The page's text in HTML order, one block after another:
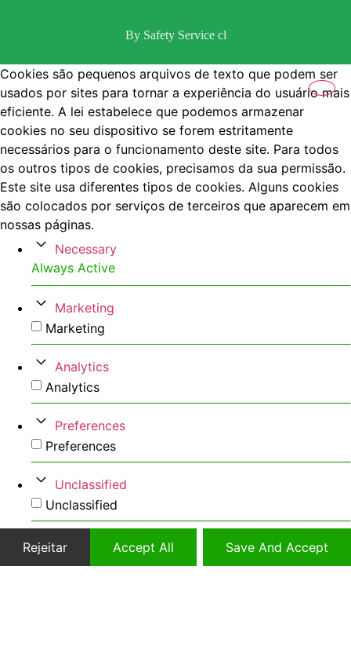
By Safety Service cl
Cookies são pequenos arquivos de texto que podem ser
usados por sites para tornar a experiência do usuário mais
eficiente. A lei estabelece que podemos armazenar
cookies no seu dispositivo se forem estritamente
necessários para o funcionamento deste site. Para todos
os outros tipos de cookies, precisamos da sua permissão.
Este site usa diferentes tipos de cookies. Alguns cookies
são colocados por serviços de terceiros que aparecem em
nossas páginas.
Necessary
Always Active
Marketing
Marketing
Analytics
Analytics
Preferences
Preferences
Unclassified
Unclassified
Rejeitar Accept All Save And Accept